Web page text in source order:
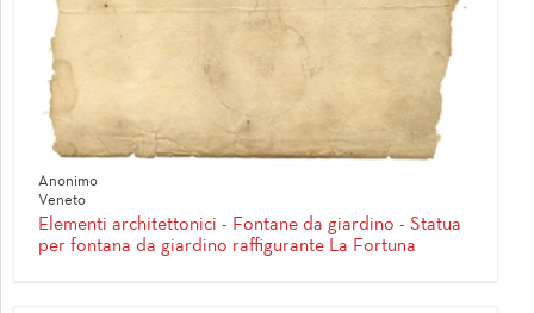
Anonimo
Veneto
Elementi architettonici - Fontane da giardino - Statua
per fontana da giardino raffigurante La Fortuna